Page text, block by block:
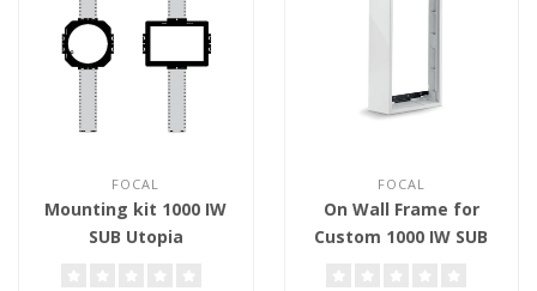
FOCAL
Mounting kit 1000 IW
SUB Utopia
FOCAL
On Wall Frame for
Custom 1000 IW SUB